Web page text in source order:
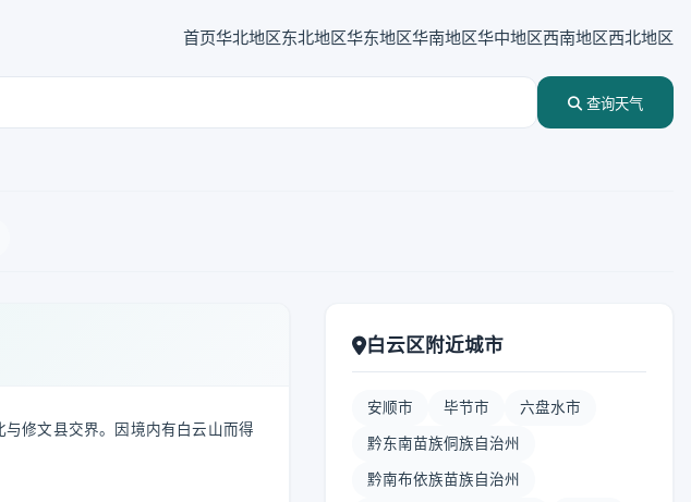
首页华北地区东北地区华东地区华南地区华中地区西南地区西北地区
查询天气
修文县交界。因境内有白云山而得
白云区附近城市
安顺市 毕节市 六盘水市
黔东南苗族侗族自治州
黔南布依族苗族自治州